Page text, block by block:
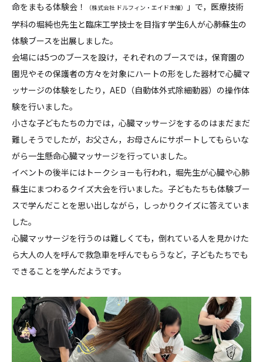
命をまもる体験会！
（株式会社 ドルフィン・エイド主催）
」で，医療技術
学科の堀純也先生と臨床工学技士を目指す学生6人が心肺蘇生の
体験ブースを出展しました。
会場には5つのブースを設け，それぞれのブースでは，保育園の
園児やその保護者の方々を対象にハートの形をした器材で心臓マ
ッサージの体験をしたり，AED（自動体外式除細動器）の操作体
験を行いました。
小さな子どもたちの力では，心臓マッサージをするのはまだまだ
難しそうでしたが，お父さん，お母さんにサポートしてもらいな
がら一生懸命心臓マッサージを行っていました。
イベントの後半にはトークショーも行われ，堀先生が心臓や心肺
蘇生にまつわるクイズ大会を行いました。子どもたちも体験ブー
スで学んだことを思い出しながら，しっかりクイズに答えていま
した。
心臓マッサージを行うのは難しくても，倒れている人を見かけた
ら大人の人を呼んで救急車を呼んでもらうなど，子どもたちでも
できることを学んだようです。